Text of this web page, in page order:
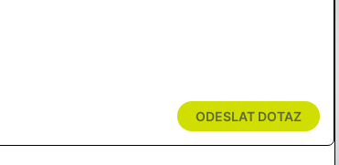
ODESLAT DOTAZ